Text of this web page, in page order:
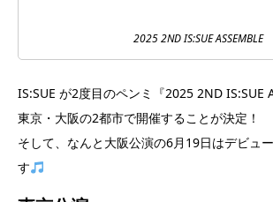
2025 2ND IS:SUE ASSEMBLE
IS:SUE が2度目のペンミ『2025 2ND IS:SUE
東京・大阪の2都市で開催することが決定！
そして、なんと大阪公演の6月19日はデビュ
す